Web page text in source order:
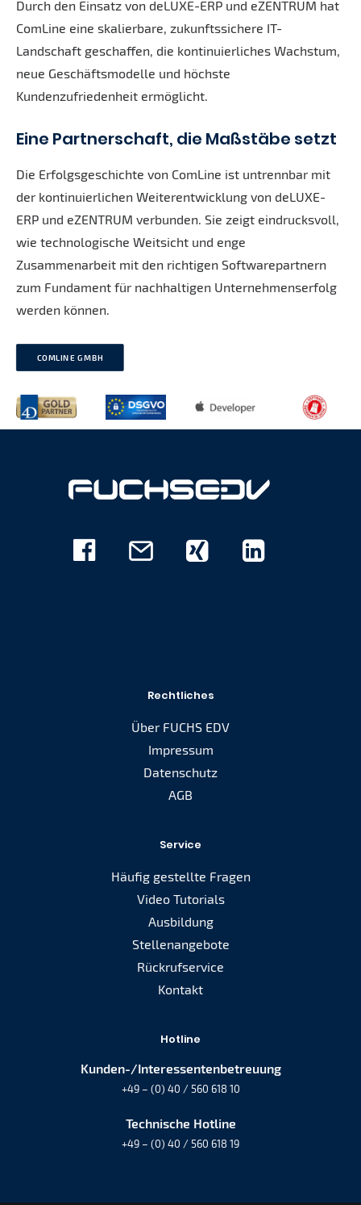
Durch den Einsatz von deLUXE-ERP und eZENTRUM hat
ComLine eine skalierbare, zukunftssichere IT-
Landschaft geschaffen, die kontinuierliches Wachstum,
neue Geschäftsmodelle und höchste
Kundenzufriedenheit ermöglicht.
Eine Partnerschaft, die Maßstäbe setzt
Die Erfolgsgeschichte von ComLine ist untrennbar mit
der kontinuierlichen Weiterentwicklung von deLUXE-
ERP und eZENTRUM verbunden. Sie zeigt eindrucksvoll,
wie technologische Weitsicht und enge
Zusammenarbeit mit den richtigen Softwarepartnern
zum Fundament für nachhaltigen Unternehmenserfolg
werden können.
COMLINE GMBH
Rechtliches
Über FUCHS EDV
Impressum
Datenschutz
AGB
Service
Häufig gestellte Fragen
Video Tutorials
Ausbildung
Stellenangebote
Rückrufservice
Kontakt
Hotline
Kunden-/Interessentenbetreuung
+49 – (0) 40 / 560 618 10
Technische Hotline
+49 – (0) 40 / 560 618 19